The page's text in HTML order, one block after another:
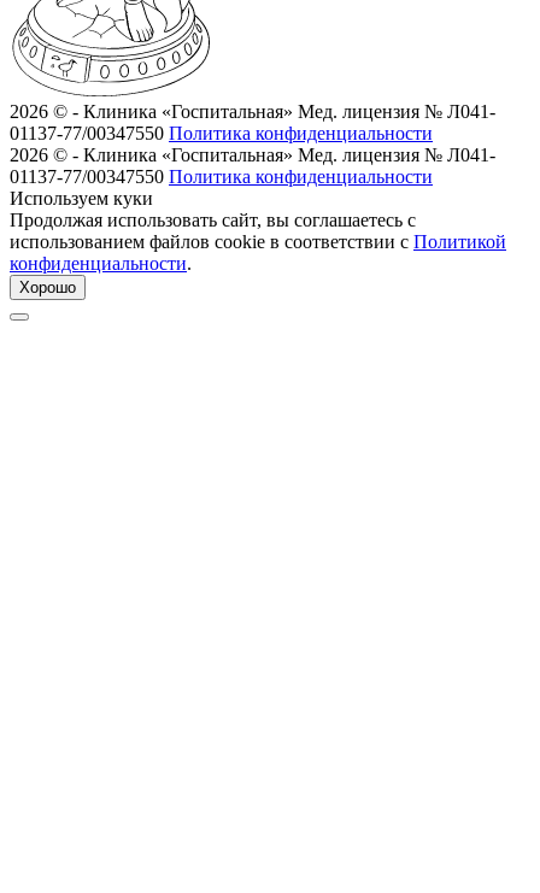
2026 © - Клиника «Госпитальная» Мед. лицензия № Л041-
01137-77/00347550 Политика конфиденциальности
2026 © - Клиника «Госпитальная» Мед. лицензия № Л041-
01137-77/00347550 Политика конфиденциальности
Используем куки
Продолжая использовать сайт, вы соглашаетесь с
использованием файлов cookie в соответствии с Политикой
конфиденциальности.
Хорошо